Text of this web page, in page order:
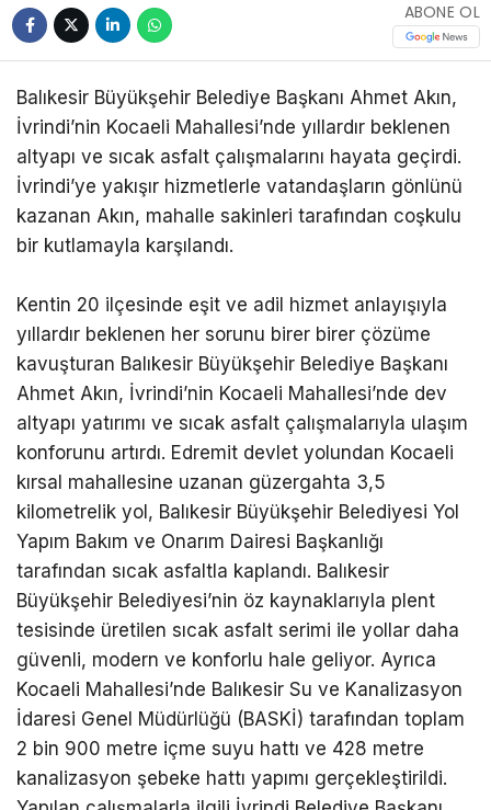
ABONE OL
Balıkesir Büyükşehir Belediye Başkanı Ahmet Akın,
İvrindi’nin Kocaeli Mahallesi’nde yıllardır beklenen
altyapı ve sıcak asfalt çalışmalarını hayata geçirdi.
İvrindi’ye yakışır hizmetlerle vatandaşların gönlünü
kazanan Akın, mahalle sakinleri tarafından coşkulu
bir kutlamayla karşılandı.
Kentin 20 ilçesinde eşit ve adil hizmet anlayışıyla
yıllardır beklenen her sorunu birer birer çözüme
kavuşturan Balıkesir Büyükşehir Belediye Başkanı
Ahmet Akın, İvrindi’nin Kocaeli Mahallesi’nde dev
altyapı yatırımı ve sıcak asfalt çalışmalarıyla ulaşım
konforunu artırdı. Edremit devlet yolundan Kocaeli
kırsal mahallesine uzanan güzergahta 3,5
kilometrelik yol, Balıkesir Büyükşehir Belediyesi Yol
Yapım Bakım ve Onarım Dairesi Başkanlığı
tarafından sıcak asfaltla kaplandı. Balıkesir
Büyükşehir Belediyesi’nin öz kaynaklarıyla plent
tesisinde üretilen sıcak asfalt serimi ile yollar daha
güvenli, modern ve konforlu hale geliyor. Ayrıca
Kocaeli Mahallesi’nde Balıkesir Su ve Kanalizasyon
İdaresi Genel Müdürlüğü (BASKİ) tarafından toplam
2 bin 900 metre içme suyu hattı ve 428 metre
kanalizasyon şebeke hattı yapımı gerçekleştirildi.